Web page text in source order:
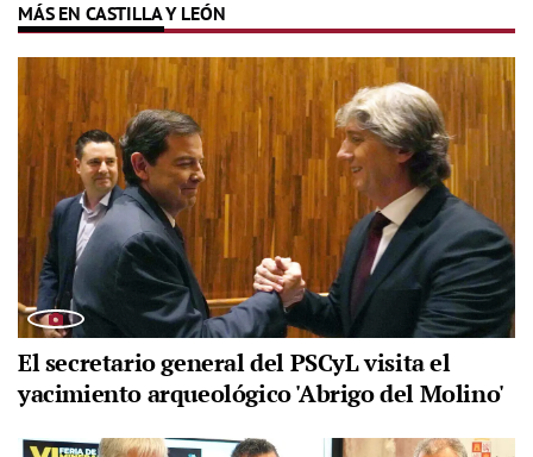
MÁS EN CASTILLA Y LEÓN
El secretario general del PSCyL visita el
yacimiento arqueológico 'Abrigo del Molino'